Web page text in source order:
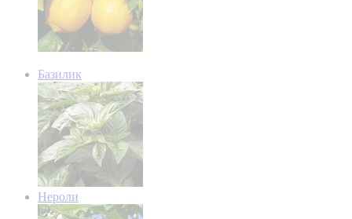
Базилик
Нероли